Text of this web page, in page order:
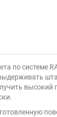
системе
высокий